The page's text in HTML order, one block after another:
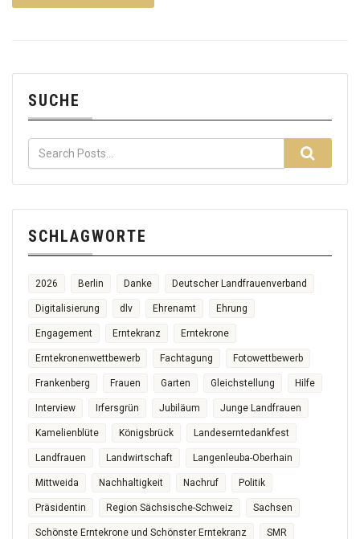
SUCHE
SCHLAGWORTE
2026 Berlin Danke Deutscher Landfrauenverband
Digitalisierung dlv Ehrenamt Ehrung
Engagement Erntekranz Erntekrone
Erntekronenwettbewerb Fachtagung Fotowettbewerb
Frankenberg Frauen Garten Gleichstellung Hilfe
Interview Irfersgrün Jubiläum Junge Landfrauen
Kamelienblüte Königsbrück Landeserntedankfest
Landfrauen Landwirtschaft Langenleuba-Oberhain
Mittweida Nachhaltigkeit Nachruf Politik
Präsidentin Region Sächsische-Schweiz Sachsen
Schönste Erntekrone und Schönster Erntekranz SMR